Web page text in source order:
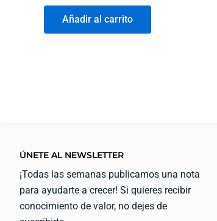
Añadir al carrito
ÚNETE AL NEWSLETTER
¡Todas las semanas publicamos una nota
para ayudarte a crecer! Si quieres recibir
conocimiento de valor, no dejes de